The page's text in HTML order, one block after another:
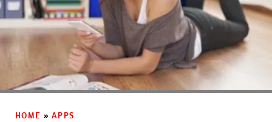
HOME » APPS